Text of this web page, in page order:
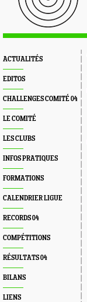
ACTUALITÉS
EDITOS
CHALLENGES COMITÉ 04
LE COMITÉ
LES CLUBS
INFOS PRATIQUES
FORMATIONS
CALENDRIER LIGUE
RECORDS 04
COMPÉTITIONS
RÉSULTATS 04
BILANS
LIENS